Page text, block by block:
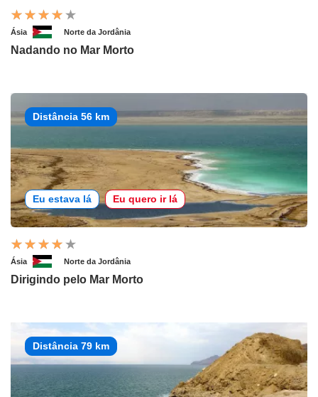
Ásia Norte da Jordânia
Nadando no Mar Morto
Distância 56 km
Eu estava lá Eu quero ir lá
Ásia Norte da Jordânia
Dirigindo pelo Mar Morto
Distância 79 km